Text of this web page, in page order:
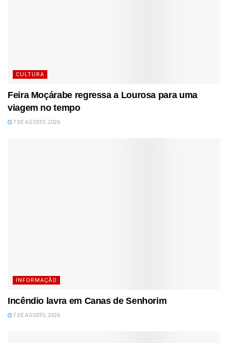
CULTURA
Feira Moçárabe regressa a Lourosa para uma
viagem no tempo
7 DE AGOSTO, 2026
INFORMAÇÃO
Incêndio lavra em Canas de Senhorim
7 DE AGOSTO, 2026